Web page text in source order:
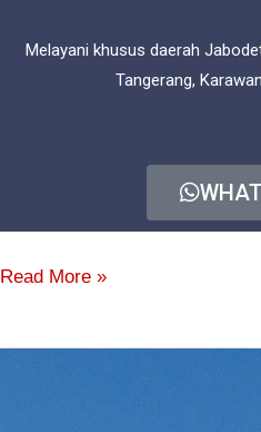
Melayani khusus daerah
Tangerang,
Read More »